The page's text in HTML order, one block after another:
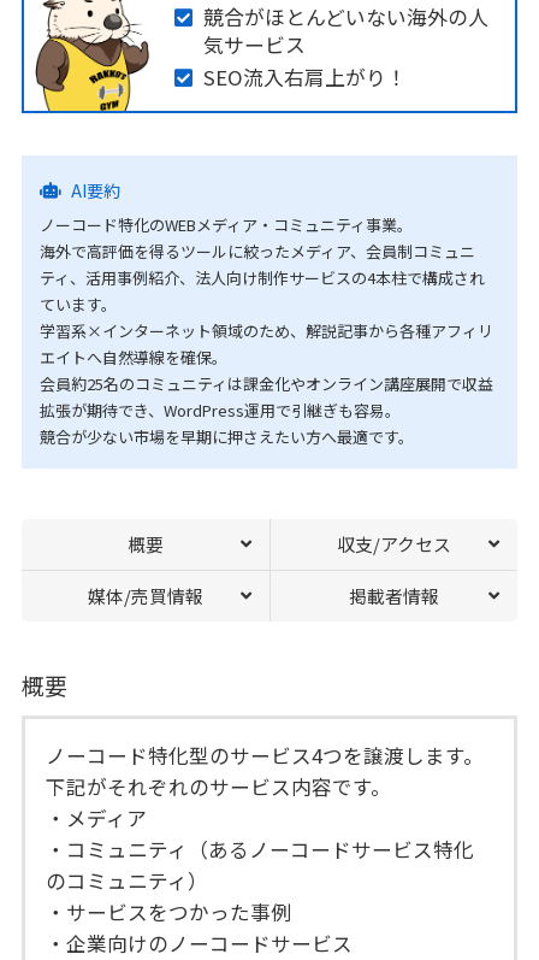
競合がほとんどいない海外の人
気サービス
SEO流入右肩上がり！
AI要約
ノーコード特化のWEBメディア・コミュニティ事業。
海外で高評価を得るツールに絞ったメディア、会員制コミュニ
ティ、活用事例紹介、法人向け制作サービスの4本柱で構成され
ています。
学習系×インターネット領域のため、解説記事から各種アフィリ
エイトへ自然導線を確保。
会員約25名のコミュニティは課金化やオンライン講座展開で収益
拡張が期待でき、WordPress運用で引継ぎも容易。
競合が少ない市場を早期に押さえたい方へ最適です。
概要 収支/アクセス
媒体/売買情報 掲載者情報
概要
ノーコード特化型のサービス4つを譲渡します。
下記がそれぞれのサービス内容です。
・メディア
・コミュニティ（あるノーコードサービス特化
のコミュニティ）
・サービスをつかった事例
・企業向けのノーコードサービス